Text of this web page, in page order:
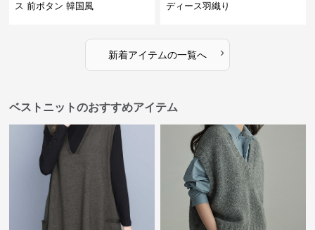
ス 前ボタン 韓国風
ディース羽織り
新着アイテムの一覧へ ›
ベストニットのおすすめアイテム